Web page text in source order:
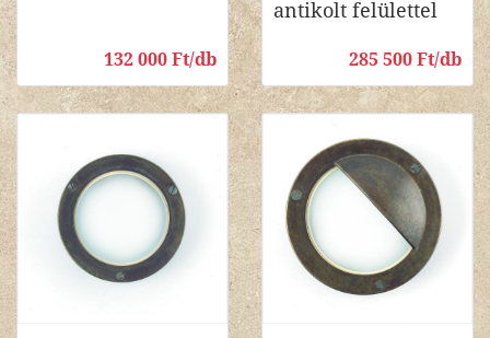
132 000 Ft/db
antikolt felülettel
285 500 Ft/db